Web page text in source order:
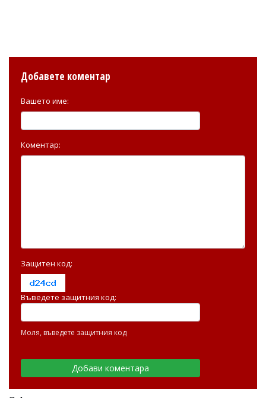
Добавете коментар
Вашето име:
Коментар:
Защитен код:
Въведете защитния код:
Моля, въведете защитния код